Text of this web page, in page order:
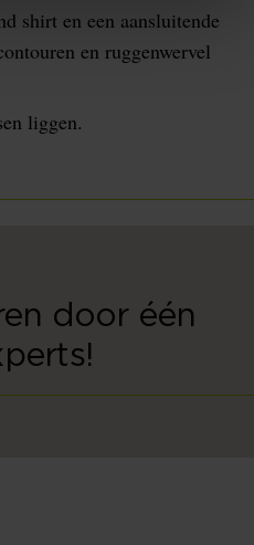
shirt en een aansluitende
en ruggenwervel
liggen.
door één